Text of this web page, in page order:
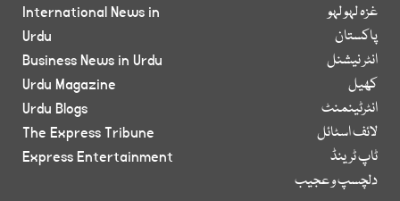
غزہ لہو لہو
پاکستان
انٹر نیشنل
کھیل
انٹرٹینمنٹ
لائف اسٹائل
ٹاپ ٹرینڈ
دلچسپ و عجیب
International News in
Urdu
Business News in Urdu
Urdu Magazine
Urdu Blogs
The Express Tribune
Express Entertainment